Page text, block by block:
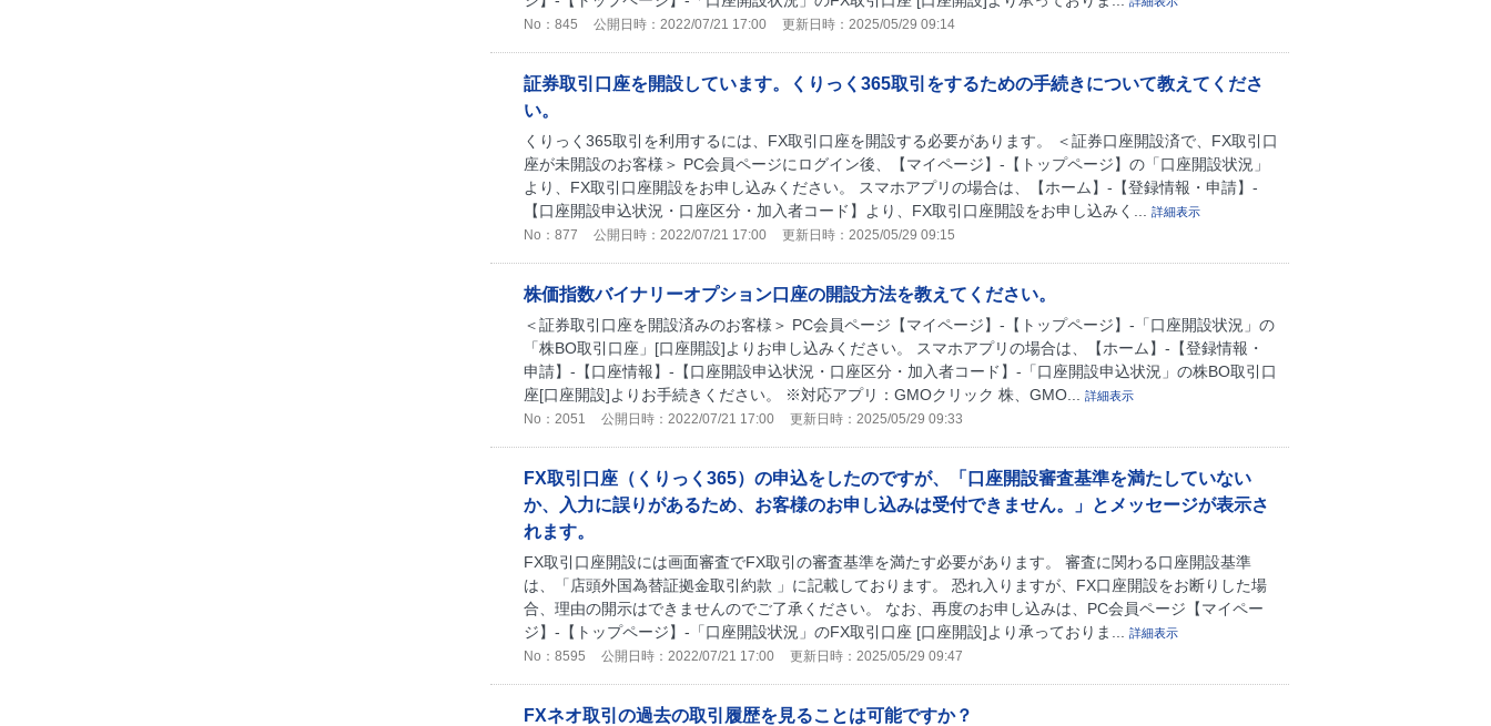
No：845 公開日時：2022/07/21 17:00 更新日時：2025/05/29 09:14
証券取引口座を開設しています。くりっく365取引をするための手続きについて教えてくださ
い。
くりっく365取引を利用するには、FX取引口座を開設する必要があります。 ＜証券口座開設済で、FX取引口
座が未開設のお客様＞ PC会員ページにログイン後、【マイページ】-【トップページ】の「口座開設状況」
より、FX取引口座開設をお申し込みください。 スマホアプリの場合は、【ホーム】-【登録情報・申請】-
【口座開設申込状況・口座区分・加入者コード】より、FX取引口座開設をお申し込みく...
詳細表示
No：877 公開日時：2022/07/21 17:00 更新日時：2025/05/29 09:15
株価指数バイナリーオプション口座の開設方法を教えてください。
＜証券取引口座を開設済みのお客様＞ PC会員ページ【マイページ】-【トップページ】-「口座開設状況」の
「株BO取引口座」[口座開設]よりお申し込みください。 スマホアプリの場合は、【ホーム】-【登録情報・
申請】-【口座情報】-【口座開設申込状況・口座区分・加入者コード】-「口座開設申込状況」の株BO取引口
座[口座開設]よりお手続きください。 ※対応アプリ：GMOクリック 株、GMO...
詳細表示
No：2051 公開日時：2022/07/21 17:00 更新日時：2025/05/29 09:33
FX取引口座（くりっく365）の申込をしたのですが、「口座開設審査基準を満たしていない
か、入力に誤りがあるため、お客様のお申し込みは受付できません。」とメッセージが表示さ
れます。
FX取引口座開設には画面審査でFX取引の審査基準を満たす必要があります。 審査に関わる口座開設基準
は、「店頭外国為替証拠金取引約款 」に記載しております。 恐れ入りますが、FX口座開設をお断りした場
合、理由の開示はできませんのでご了承ください。 なお、再度のお申し込みは、PC会員ページ【マイペー
ジ】-【トップページ】-「口座開設状況」のFX取引口座 [口座開設]より承っておりま...
詳細表示
No：8595 公開日時：2022/07/21 17:00 更新日時：2025/05/29 09:47
FXネオ取引の過去の取引履歴を見ることは可能ですか？